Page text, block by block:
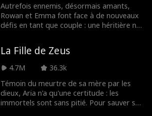
Autrefois ennemis, désormais amants,
Rowan et Emma font face à de nouveaux
défis en tant que couple : une héritière ne
Rowan, une mère autoritaire obsédée par
le statut, et les craintes d’Emma de ne
pas réussir à s'intégrer au monde de
Rowan. Emma pensait que leur amour
triompherait de tout... mais si quitter
Rowan était la meilleure option ?
La Fille de Zeus
4.7M
36.3k
Témoin du meurtre de sa mère par les
dieux, Aria n'a qu'une certitude : les
immortels sont sans pitié. Pour sauver sa